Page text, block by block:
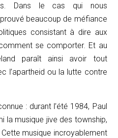
Dans le cas qui nous
beaucoup de méfiance
consistant à dire aux
se comporter. Et au
paraît ainsi avoir tout
l’apartheid ou la lutte contre
: durant l’été 1984, Paul
la musique jive des township,
Cette musique incroyablement